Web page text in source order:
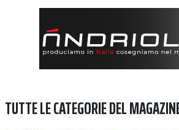
TUTTE LE CATEGORIE DEL